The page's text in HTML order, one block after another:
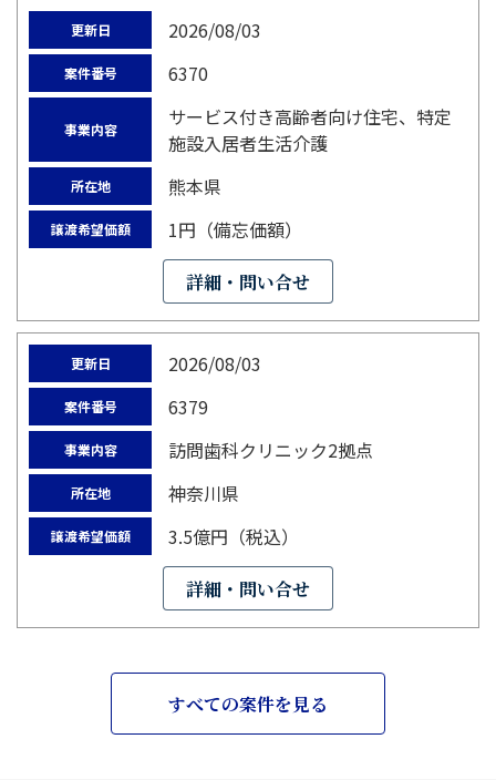
更新日 2026/08/03
案件番号 6370
事業内容
サービス付き高齢者向け住宅、特定
施設入居者生活介護
所在地 熊本県
譲渡希望価額 1円（備忘価額）
詳細・問い合せ
更新日 2026/08/03
案件番号 6379
事業内容 訪問歯科クリニック2拠点
所在地 神奈川県
譲渡希望価額 3.5億円（税込）
詳細・問い合せ
すべての案件を見る